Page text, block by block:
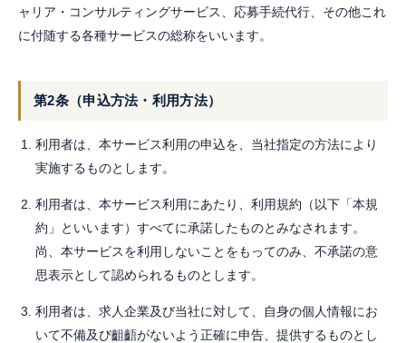
ャリア・コンサルティングサービス、応募手続代行、その他これ
に付随する各種サービスの総称をいいます。
第2条（申込方法・利用方法）
利用者は、本サービス利用の申込を、当社指定の方法により
実施するものとします。
利用者は、本サービス利用にあたり、利用規約（以下「本規
約」といいます）すべてに承諾したものとみなされます。
尚、本サービスを利用しないことをもってのみ、不承諾の意
思表示として認められるものとします。
利用者は、求人企業及び当社に対して、自身の個人情報にお
いて不備及び齟齬がないよう正確に申告、提供するものとし